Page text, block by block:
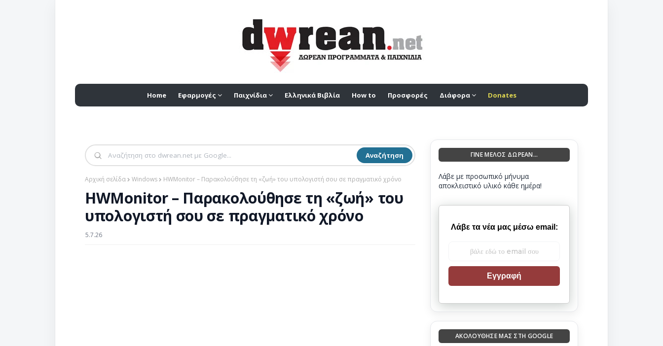
Home Εφαρμογές Παιχνίδια Ελληνικά Βιβλία How to Προσφορές Διάφορα Donates
Αναζήτηση
Αρχική σελίδα Windows HWMonitor – Παρακολούθησε τη «ζωή» του υπολογιστή σου σε πραγματικό χρόνο
HWMonitor – Παρακολούθησε τη «ζωή» του
υπολογιστή σου σε πραγματικό χρόνο
5.7.26
ΓΙΝΕ ΜΕΛΟΣ ΔΩΡΕΑΝ...
Λάβε με προσωπικό μήνυμα
αποκλειστικό υλικό κάθε ημέρα!
Λάβε τα νέα μας μέσω email:
Εγγραφή
ΑΚΟΛΟΎΘΗΣΈ ΜΑΣ ΣΤΗ GOOGLE